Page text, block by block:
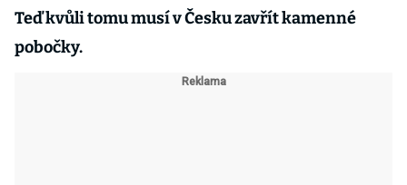
Teď kvůli tomu musí v Česku zavřít kamenné
pobočky.